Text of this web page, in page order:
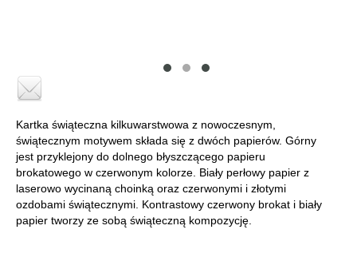
Kartka świąteczna kilkuwarstwowa z nowoczesnym,
świątecznym motywem składa się z dwóch papierów. Górny
jest przyklejony do dolnego błyszczącego papieru
brokatowego w czerwonym kolorze. Biały perłowy papier z
laserowo wycinaną choinką oraz czerwonymi i złotymi
ozdobami świątecznymi. Kontrastowy czerwony brokat i biały
papier tworzy ze sobą świąteczną kompozycję.